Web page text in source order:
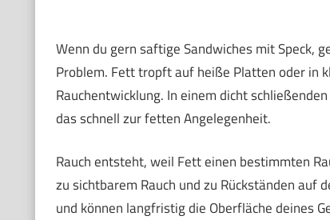
Wenn du gern saftige Sandwiches mit Speck,
Problem. Fett tropft auf heiße Platten oder in
Rauchentwicklung. In einem dicht
das schnell zur fetten Angelegenheit.
Rauch entsteht, weil Fett einen bestimmten
zu sichtbarem Rauch und zu Rückständen auf
und können langfristig die Oberfläche deines